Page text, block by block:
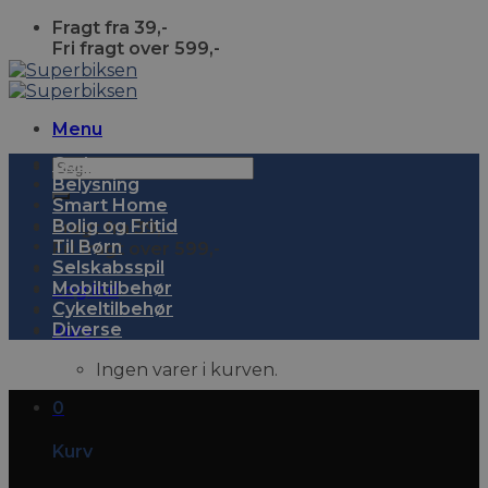
Skip
content
Fragt fra 39,-
Fri fragt over 599,-
Menu
Søg
efter:
Fragt fra 39,-
Fri fragt over 599,-
Log ind
Kurv0
Ingen varer i kurven.
0
Kurv
Gadgets
Belysning
Smart Home
Bolig og Fritid
Til Børn
Selskabsspil
Mobiltilbehør
Cykeltilbehør
Diverse